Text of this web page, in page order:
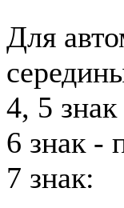
Для
4, 5
6 знак -
7 знак: